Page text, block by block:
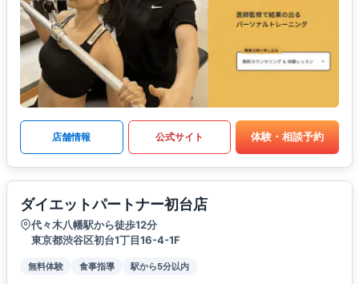
店舗情報 公式サイト 体験・相談予約
ダイエットパートナー初台店
代々木八幡駅から徒歩12分
東京都渋谷区初台1丁目16-4-1F
無料体験 食事指導 駅から5分以内